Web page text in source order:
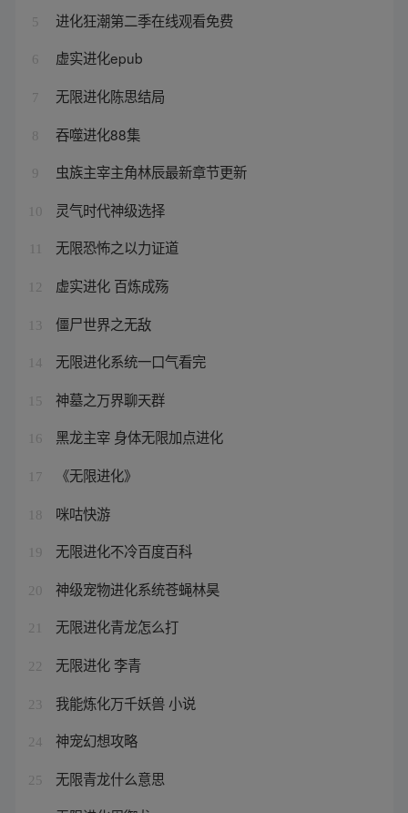
5 进化狂潮第二季在线观看免费
6 虚实进化epub
7 无限进化陈思结局
8 吞噬进化88集
9 虫族主宰主角林辰最新章节更新
10 灵气时代神级选择
无限恐怖之以力证道
12 虚实进化 百炼成殇
13 僵尸世界之无敌
14 无限进化系统一口气看完
15 神墓之万界聊天群
16 黑龙主宰 身体无限加点进化
17 《无限进化》
18 咪咕快游
19 无限进化不冷百度百科
20 神级宠物进化系统苍蝇林昊
21 无限进化青龙怎么打
22 无限进化 李青
23 我能炼化万千妖兽 小说
24 神宠幻想攻略
25 无限青龙什么意思